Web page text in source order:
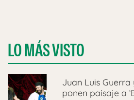
LO MÁS VISTO
Juan Luis Guerra
ponen paisaje a